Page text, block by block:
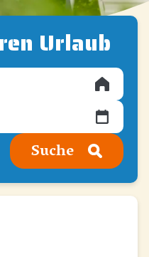
Urlaub
Suche